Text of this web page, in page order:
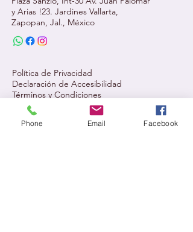
y Arias !23. Jardines Vallarta,
Zapopan, Jal., México
Política de Privacidad
Declaración de Accesibilidad
Términos y Condiciones
Phone Email Facebook